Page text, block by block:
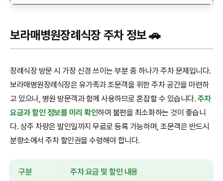
보라매병원장례식장 주차 정보 🚗
장례식장 방문 시 가장 신경 쓰이는 부분 중 하나가 주차 문제입니다.
보라매병원장례식장은 유가족과 조문객을 위한 주차 공간을 마련하
고 있으나, 병원 방문객과 함께 사용하므로 혼잡할 수 있습니다. 주차
요금과 할인 정보를 미리 확인하여 불편을 최소화하는 것이 좋습니
다. 상주 차량은 발인일까지 무료로 등록 가능하며, 조문객은 반드시
분향소에서 주차 할인권을 수령해야 합니다.
구분 주차 요금 및 할인 내용